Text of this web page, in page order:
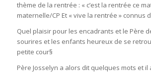
thème de la rentrée : « c’est la rentrée ce
maternelle/CP Et « vive la rentrée » connus
Quel plaisir pour les encadrants et le Père
sourires et les enfants heureux de se
petite cour§
Père Josselyn a alors dit quelques mots et